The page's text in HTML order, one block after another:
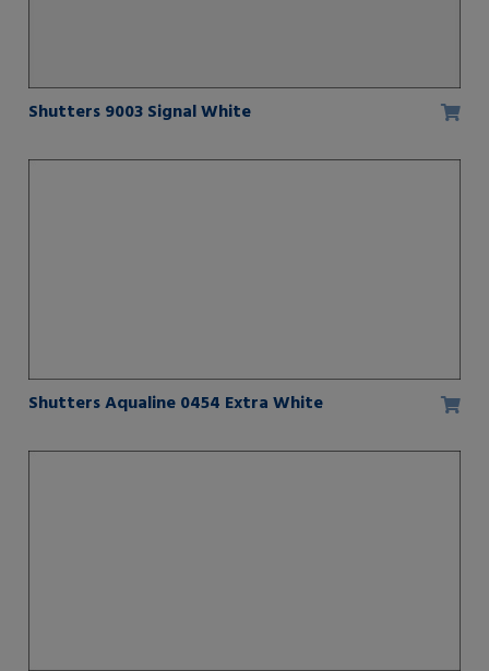
Shutters 9003 Signal White
Shutters Aqualine 0454 Extra White